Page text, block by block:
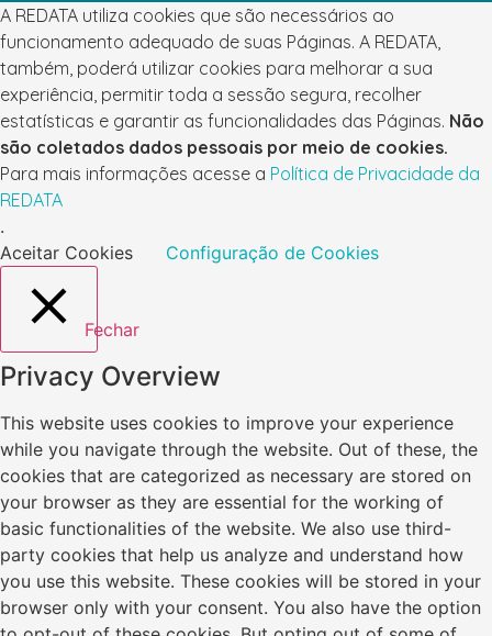
A REDATA utiliza cookies que são necessários ao
funcionamento adequado de suas Páginas. A REDATA,
também, poderá utilizar cookies para melhorar a sua
experiência, permitir toda a sessão segura, recolher
estatísticas e garantir as funcionalidades das Páginas. Não
são coletados dados pessoais por meio de cookies.
Para mais informações acesse a Política de Privacidade da
REDATA
.
Aceitar Cookies
Configuração de Cookies
Fechar
Privacy Overview
This website uses cookies to improve your experience
while you navigate through the website. Out of these, the
cookies that are categorized as necessary are stored on
your browser as they are essential for the working of
basic functionalities of the website. We also use third-
party cookies that help us analyze and understand how
you use this website. These cookies will be stored in your
browser only with your consent. You also have the option